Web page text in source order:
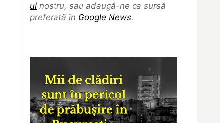
ul nostru, sau adaugă-ne ca sursă
preferată în Google News.